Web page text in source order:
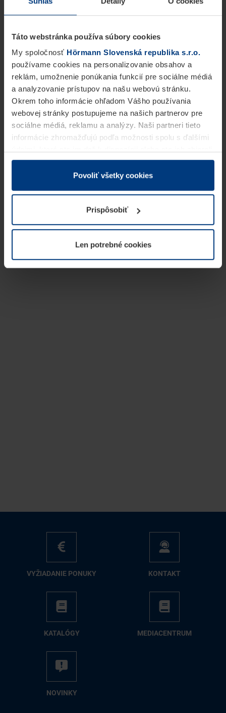
Táto webstránka používa súbory cookies
My spoločnosť Hörmann Slovenská republika s.r.o.
používame cookies na personalizovanie obsahov a
reklám, umožnenie ponúkania funkcií pre sociálne médiá
a analyzovanie prístupov na našu webovú stránku.
Okrem toho informácie ohľadom Vášho používania
webovej stránky postupujeme na našich partnerov pre
sociálne médiá, reklamu a analýzy. Naši partneri tieto
informácie zhromažďujú podľa možnosti spolu s ďalšími
v rámci Vášho využívania služieb.
Z právneho hľadiska môžeme cookies ukladať na Vašom
prevádzku tejto stránky. Pre všetky ostatné typy cookie
potrebujeme Vaše povolenie. Vaše povolenie môžete
kedykoľvek zmeniť alebo odvolať vo vysvetlení cookie
našej webovej stránky.
Povoliť všetky cookies
Prispôsobiť
Len potrebné cookies
VY­ŽIA­DA­NIE PO­NU­KY KON­TAKT
KA­TA­LÓ­GY ME­DIA­CEN­TRUM
NO­VIN­KY